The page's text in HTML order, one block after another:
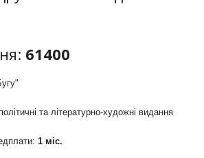
61400
та літературно-художні видання
1 міс.